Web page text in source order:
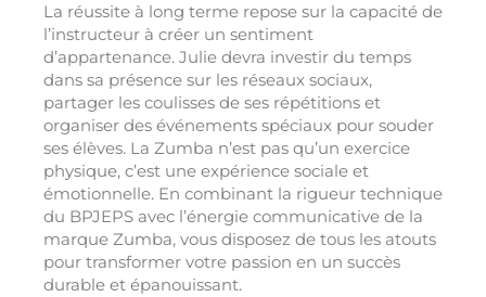
La réussite à long terme repose sur la capacité de
l’instructeur à créer un sentiment
d’appartenance. Julie devra investir du temps
dans sa présence sur les réseaux sociaux,
partager les coulisses de ses répétitions et
organiser des événements spéciaux pour souder
ses élèves. La Zumba n’est pas qu’un exercice
physique, c’est une expérience sociale et
émotionnelle. En combinant la rigueur technique
du BPJEPS avec l’énergie communicative de la
marque Zumba, vous disposez de tous les atouts
pour transformer votre passion en un succès
durable et épanouissant.